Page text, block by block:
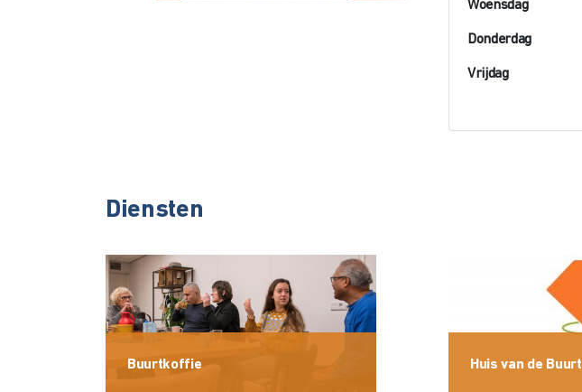
Woensdag
Donderdag
Vrijdag
Diensten
Buurtkoffie Huis van de Buurt